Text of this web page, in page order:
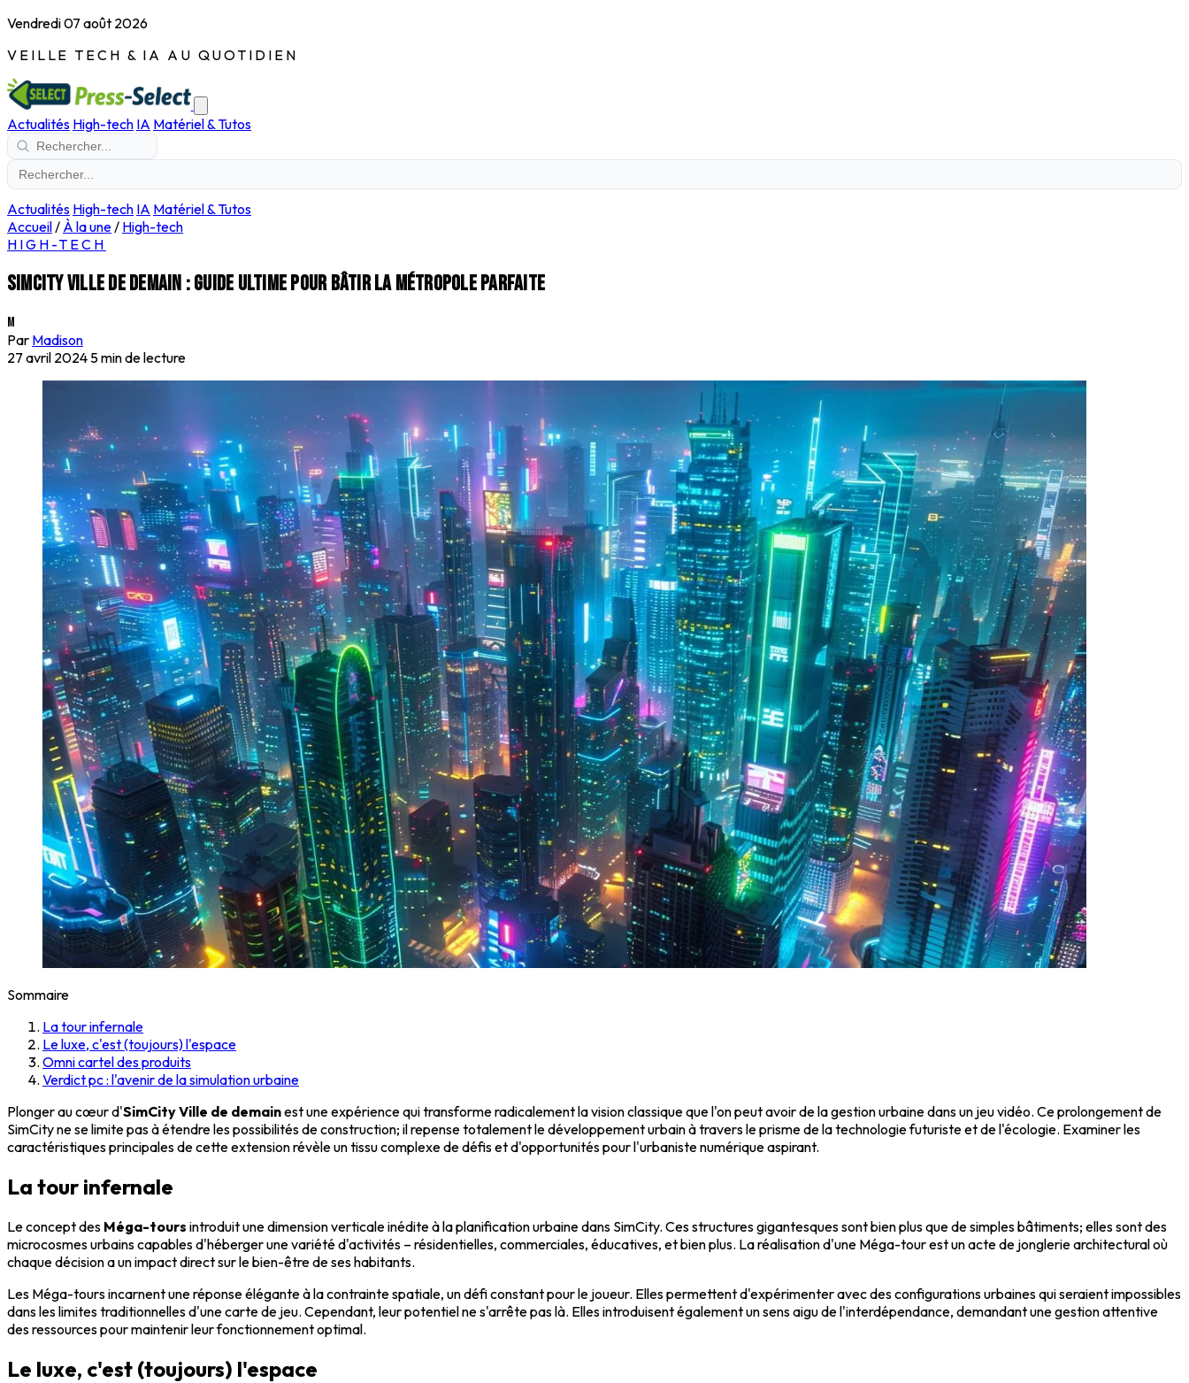
Vendredi 07 août 2026
VEILLE TECH & IA AU QUOTIDIEN
Actualités High-tech IA Matériel & Tutos
Actualités High-tech IA Matériel & Tutos
Accueil/ À la une/ High-tech
HIGH-TECH
SimCity Ville de Demain : guide ultime pour bâtir la métropole parfaite
M
Par Madison
27 avril 2024 5 min de lecture
Sommaire
La tour infernale
Le luxe, c'est (toujours) l'espace
Omni cartel des produits
Verdict pc : l'avenir de la simulation urbaine
Plonger au cœur d'SimCity Ville de demainest une expérience qui transforme radicalement la vision classique que l'on peut avoir de la gestion urbaine dans un jeu vidéo. Ce prolongement de
SimCity ne se limite pas à étendre les possibilités de construction; il repense totalement le développement urbain à travers le prisme de la technologie futuriste et de l'écologie. Examiner les
caractéristiques principales de cette extension révèle un tissu complexe de défis et d'opportunités pour l'urbaniste numérique aspirant.
La tour infernale
Le concept des Méga-tours introduit une dimension verticale inédite à la planification urbaine dans SimCity. Ces structures gigantesques sont bien plus que de simples bâtiments; elles sont des
microcosmes urbains capables d'héberger une variété d'activités – résidentielles, commerciales, éducatives, et bien plus. La réalisation d'une Méga-tour est un acte de jonglerie architectural où
chaque décision a un impact direct sur le bien-être de ses habitants.
Les Méga-tours incarnent une réponse élégante à la contrainte spatiale, un défi constant pour le joueur. Elles permettent d'expérimenter avec des configurations urbaines qui seraient impossibles
dans les limites traditionnelles d'une carte de jeu. Cependant, leur potentiel ne s'arrête pas là. Elles introduisent également un sens aigu de l'interdépendance, demandant une gestion attentive
des ressources pour maintenir leur fonctionnement optimal.
Le luxe, c'est (toujours) l'espace